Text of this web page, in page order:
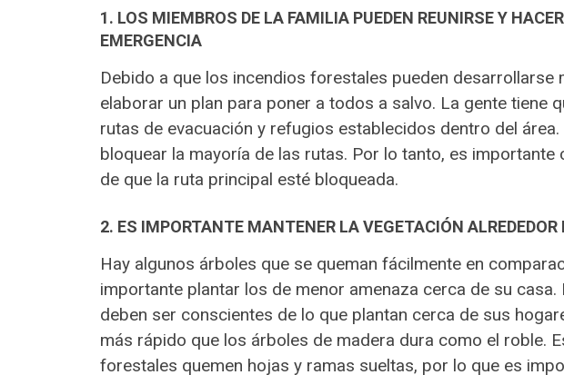
1. LOS MIEMBROS DE LA FAMILIA PUEDEN REUNIRSE Y
EMERGENCIA
Debido a que los incendios forestales pueden desarrollarse
elaborar un plan para poner a todos a salvo. La gente tiene
rutas de evacuación y refugios establecidos dentro del
bloquear la mayoría de las rutas. Por lo tanto, es
de que la ruta principal esté bloqueada.
2. ES IMPORTANTE MANTENER LA VEGETACIÓN ALREDEDOR
Hay algunos árboles que se queman fácilmente en
importante plantar los de menor amenaza cerca de su
deben ser conscientes de lo que plantan cerca de sus
más rápido que los árboles de madera dura como el roble.
forestales quemen hojas y ramas sueltas, por lo que es